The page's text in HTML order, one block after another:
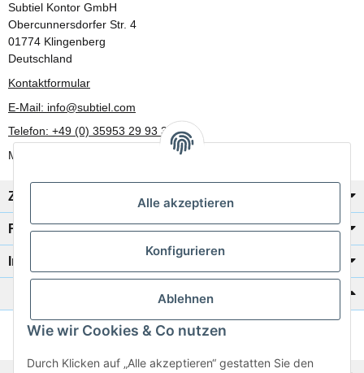
Alle akzeptieren
Konfigurieren
Ablehnen
Wie wir Cookies & Co nutzen
Durch Klicken auf „Alle akzeptieren“ gestatten Sie den
Subtiel Kontor GmbH
Obercunnersdorfer Str. 4
01774 Klingenberg
Deutschland
Kontaktformular
E-Mail: info@subtiel.com
Telefon: +49 (0) 35953 29 93 30
Mo-Fr: 8:00 Uhr - 17:00 Uhr
Zahlung/Versand
Rechtliches
Informationen
Katalog zur Hand?
Zur Schnellbestellung